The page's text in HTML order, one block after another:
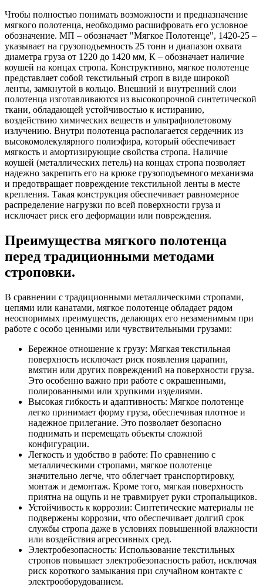
Чтобы полностью понимать возможности и предназначение
мягкого полотенца, необходимо расшифровать его условное
обозначение. МП – обозначает "Мягкое Полотенце", 1420-25 –
указывает на грузоподъемность 25 тонн и диапазон охвата
диаметра груза от 1220 до 1420 мм, К – обозначает наличие
коушей на концах стропа. Конструктивно, мягкое полотенце
представляет собой текстильный строп в виде широкой
ленты, замкнутой в кольцо. Внешний и внутренний слои
полотенца изготавливаются из высокопрочной синтетической
ткани, обладающей устойчивостью к истиранию,
воздействию химических веществ и ультрафиолетовому
излучению. Внутри полотенца располагается сердечник из
высокомолекулярного полиэфира, который обеспечивает
мягкость и амортизирующие свойства стропа. Наличие
коушей (металлических петель) на концах стропа позволяет
надежно закрепить его на крюке грузоподъемного механизма
и предотвращает повреждение текстильной ленты в месте
крепления. Такая конструкция обеспечивает равномерное
распределение нагрузки по всей поверхности груза и
исключает риск его деформации или повреждения.
Преимущества мягкого полотенца
перед традиционными методами
строповки.
В сравнении с традиционными металлическими стропами,
цепями или канатами, мягкое полотенце обладает рядом
неоспоримых преимуществ, делающих его незаменимым при
работе с особо ценными или чувствительными грузами:
Бережное отношение к грузу: Мягкая текстильная
поверхность исключает риск появления царапин,
вмятин или других повреждений на поверхности груза.
Это особенно важно при работе с окрашенными,
полированными или хрупкими изделиями.
Высокая гибкость и адаптивность: Мягкое полотенце
легко принимает форму груза, обеспечивая плотное и
надежное прилегание. Это позволяет безопасно
поднимать и перемещать объекты сложной
конфигурации.
Легкость и удобство в работе: По сравнению с
металлическими стропами, мягкое полотенце
значительно легче, что облегчает транспортировку,
монтаж и демонтаж. Кроме того, мягкая поверхность
приятна на ощупь и не травмирует руки стропальщиков.
Устойчивость к коррозии: Синтетические материалы не
подвержены коррозии, что обеспечивает долгий срок
службы стропа даже в условиях повышенной влажности
или воздействия агрессивных сред.
Электробезопасность: Использование текстильных
стропов повышает электробезопасность работ, исключая
риск короткого замыкания при случайном контакте с
электрооборудованием.